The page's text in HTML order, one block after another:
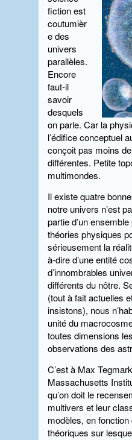
fiction est
coutumièr
e des
univers
parallèles.
Encore
faut-il
savoir
desquels
on parle. Car la
l’édifice conceptuel
conçoit pas moins
différentes. Petite
multimondes.
Il existe quatre
notre univers n’est
partie d’un
théories physiques
sérieusement la
à-dire d’une entité
d’innombrables
différents du nôtre.
(tout à fait actuelles
insistons), nous
unité du
toutes dimensions
observations des
C’est à Max
Massachusetts
qu’on doit le
multivers et leur
modèles, en
théoriques sur